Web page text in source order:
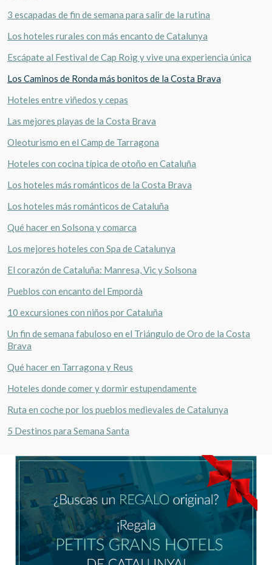
3 escapadas de fin de semana para salir de la rutina
Los hoteles rurales con más encanto de Catalunya
Escápate al Festival de Cap Roig y vive una experiencia única
Los Caminos de Ronda más bonitos de la Costa Brava
Hoteles entre viñedos y cepas
Las mejores playas de la Costa Brava
Oleoturismo en el Camp de Tarragona
Hoteles con cocina típica de otoño en Cataluña
Los hoteles más románticos de la Costa Brava
Los hoteles más románticos de Cataluña
Qué hacer en Solsona y comarca
Los mejores hoteles con Spa de Catalunya
El corazón de Cataluña: Manresa, Vic y Solsona
Pueblos con encanto del Empordà
10 excursiones con niños por Cataluña
Un fin de semana fabuloso en el Triángulo de Oro de la Costa
Brava
Qué hacer en Tarragona y Reus
Hoteles donde comer y dormir estupendamente
Ruta en coche por los pueblos medievales de Catalunya
5 Destinos para Semana Santa